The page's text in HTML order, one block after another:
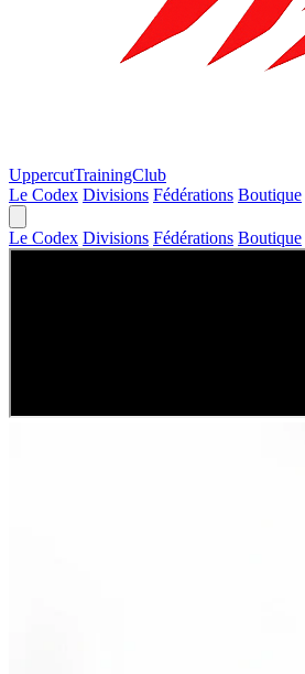
UppercutTrainingClub
Le Codex Divisions Fédérations Boutique
Le Codex Divisions Fédérations Boutique